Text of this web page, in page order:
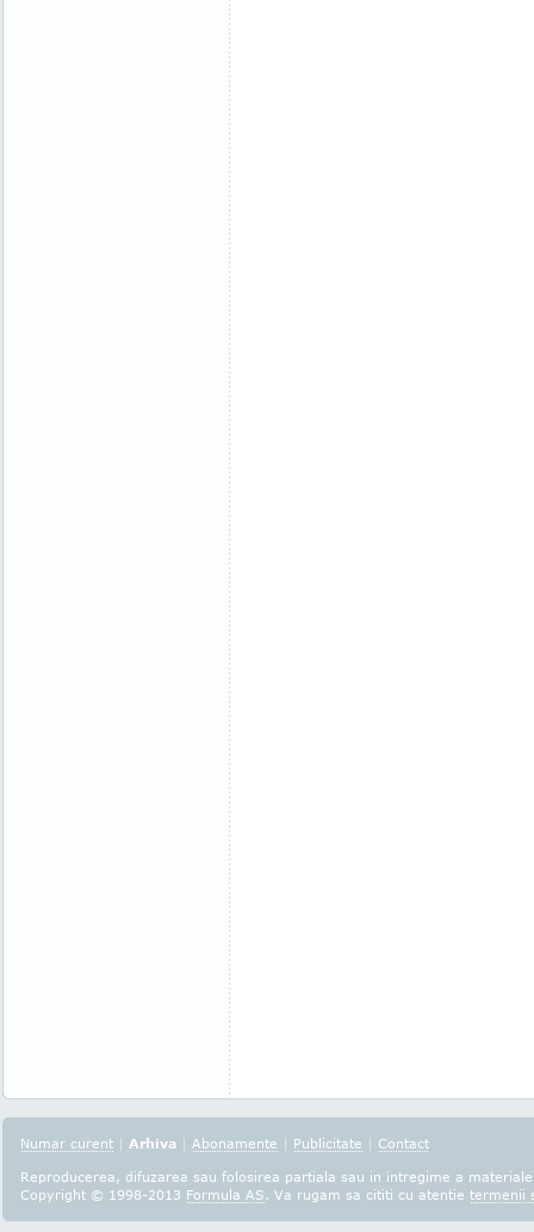
Numar curent | Arhiva | Abonamente | Publicitate | Contact
Reproducerea, difuzarea sau folosirea partiala sau in intregime a
Copyright © 1998-2013 Formula AS. Va rugam sa cititi cu atentie termenii